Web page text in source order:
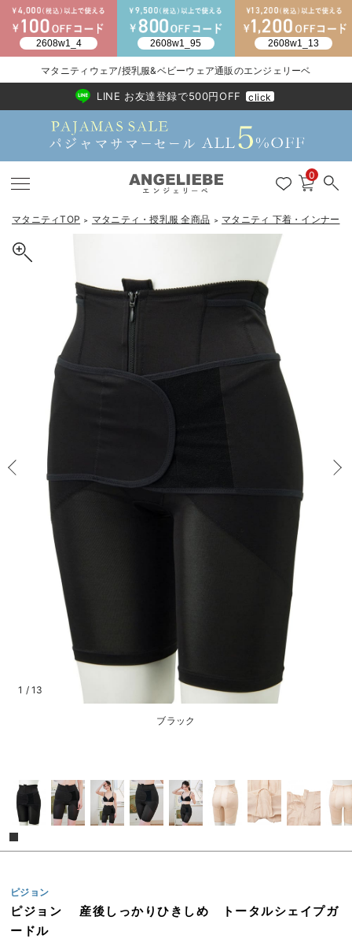
戻る
マタニティウェア全て
マタニティ ワンピース
マタニティ パンツ
マタニティ スカート
マタニティ トップス
マタニティ アウター（コート）・ママコート
戻る
マタニティ 下着・インナー全て
マタニティ ショーツ
妊婦帯・腹帯・産前ガードル
マタニティ 授乳 キャミソール
産褥ショーツ
骨盤・マタニティベルト （妊娠中・産後）
産後 ガードル インナー
マタニティ 腹巻き
戻る
授乳ワンピース
授乳トップス
戻る
マタニティ フォーマル全て
マタニティ スーツ
マタニティ オフィス 通勤服
マタニティ ドレス（結婚式・お呼ばれ）
マタニティ フォーマル パンツ・ボトムス
戻る
妊婦用 抱き枕・授乳クッション
授乳 ケープ
戻る
マタニティレッグウェア全て
マタニティストッキング・タイツ
マタニティレギンス
戻る
マタニティ ボディケア全て
妊娠線クリーム
戻る
アウトレット全て
【アウトレット】ワンピース
【アウトレット】トップス・授乳トップス
【アウトレット】ボトムス
【アウトレット】パジャマ
【アウトレット】インナー
【アウトレット】ベビー
戻る
見えてもカワイイ
コットン素材
冷房対策
接触冷感素材
Tシャツブラ
ブラトップ
快適機能ウェア特集 トップス
快適機能ウェア特集 ボトムス
快適機能ウェア特集 パジャマ
ハレの日に着るANGELIEBEのセレモニー
買って正解！高評価レビューアイテム
便利な育児家電
戻る
再入荷｜インナー
再入荷｜アウター
戻る
送料無料アイテム全て
ワンピース
トップス
戻る
ブラキャミ おまとめ
MAX55%OFF ブラック
戻る
【37周年祭セール】
【37周年祭セール】
【37周年祭セール】
戻る
気温差別オススメア
【15℃】3月下旬～
【〜10℃】3月中旬
戻る
動きやすく着回しで
涼しくて可愛い「ワ
戻る
強撚スムース(コス
戻る
マタニティウェア
【おまとめ割】パジ
戻る
こだわりの履き心地
カジュアル
デニム
レギンス
戻る
ジャケット派
きれいめトップス派
きれいめスカート派
きれいめ美脚パンツ派
ツィード派
王道シンプル派
セットアップ派
戻る
出産準備応援割全て
マタニティパジャマ
マタニティインナー
戻る
【オフィスカジュア
【オフィスカジュア
戻る
レギンスタイプ
パンツタイプ
戻る
【フォーマル】ワン
【フォーマル】ボト
【フォーマル】トッ
戻る
【ベビー】長袖
【ベビー】半袖
【ベビー】グッズ
戻る
ハンカチ
2WAYオール
コンビ肌着
戻る
快適ウェア10%OFF
快適ウェア10%OFF
戻る
春のマタニティワン
セットアップ・ レイ
Aライン ・フレアワ
Iライン ・タイトシ
ジャンパースカート/
ワーク・オフィス
カジュアル
フォーマル / オケー
あったかアイテム｜
戻る
Gift Selection 出産
〜3,000円（税込）
〜5,000円（税込）
〜10,000円（税込）
10,001円（税込）〜
女の子におススメの
男の子におススメの
定番ギフト
もらって嬉しいギフト
かわいくておもしろ
何枚あっても嬉しい
長く使えるアイテム
お部屋映えアイテム
戻る
冬の冷え対策インナ
薄くてあったか
綿混素材
腹巻・ひざ上パンツ
保温&リカバリー
レギンス・タイツ
カップ付きインナー
あったか度◎
裏起毛素材
戻る
入院準備の持ち物チ
入院してすぐ使うグ
赤ちゃんへ使うもの
産後に使うグッズ
戻る
冬のあったか特集全て
【冬のあったか特集
【冬のあったか特集
【冬のあったか特集
【冬のあったか特集
マタニティウェア/授乳服&ベビーウェア通販のエンジェリーベ
2026/NewArrival
送料495円(一部地域を除く) 7,700円以上で送料無料
LINE お友達登録で500円OFF click
0
マタニティTOP ＞ マタニティ・授乳服 全商品 ＞ マタニティ 下着・インナー
ブラック
1 /13
ピジョン
ピジョン 産後しっかりひきしめ トータルシェイプガ
ードル
ピジョン 産後しっかりひきしめ トータルシェイプガードル
M/在庫なし
M/在庫なし
L/残り3点
閉じる